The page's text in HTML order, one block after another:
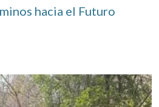
hacia el Futuro